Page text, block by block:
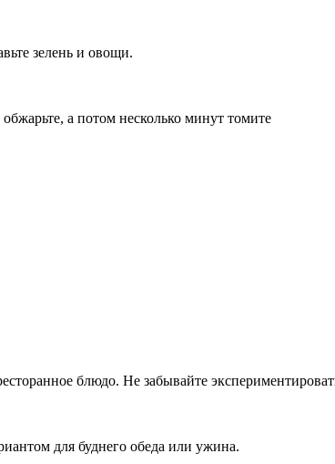
зелень и овощи.
а потом несколько минут томите
блюдо. Не забывайте
для буднего обеда или ужина.